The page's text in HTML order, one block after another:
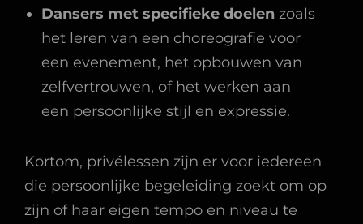
Dansers met specifieke doelen zoals
het leren van een choreografie voor
een evenement, het opbouwen van
zelfvertrouwen, of het werken aan
een persoonlijke stijl en expressie.
Kortom, privélessen zijn er voor iedereen
die persoonlijke begeleiding zoekt om op
zijn of haar eigen tempo en niveau te